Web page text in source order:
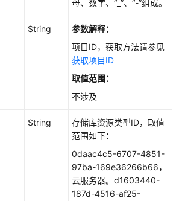
母、数字、“_”、“-”组成。
String
参数解释：
项目ID，获取方法请参见
获取项目ID
取值范围：
不涉及
String
存储库资源类型ID，取值
范围如下：
0daac4c5-6707-4851-
97ba-169e36266b66，
云服务器。d1603440-
187d-4516-af25-